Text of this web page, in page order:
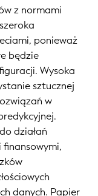
z normami
ponieważ
będzie
Wysoka
sztucznej
w
działań
danych. Papier